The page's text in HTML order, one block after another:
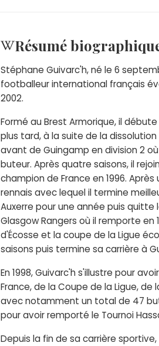
Résumé
Stéphane Guivarc'h, né le 6
footballeur international français
2002.
Formé au Brest Armorique, il
plus tard, à la suite de la
avant de Guingamp en division 2
buteur. Après quatre saisons, il
champion de France en 1996.
rennais avec lequel il termine
Auxerre pour une année puis quitte
Glasgow Rangers où il remporte en
d'Écosse et la coupe de la Ligue
saisons puis termine sa carrière à
En 1998, Guivarc'h s'illustre pour
France, de la Coupe de la Ligue,
avec notamment un total de 47
pour avoir remporté le Tournoi
Depuis la fin de sa carrière